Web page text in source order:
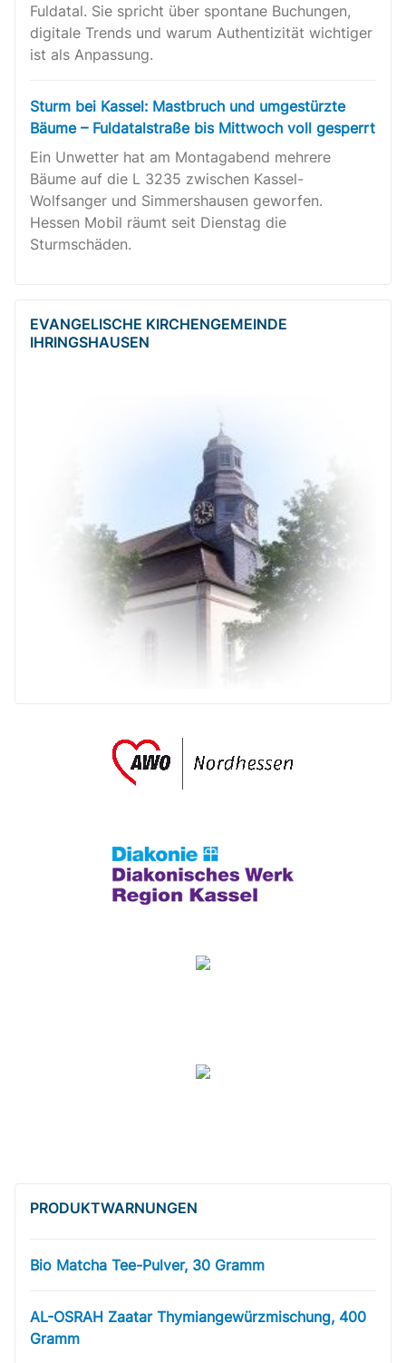
Fuldatal. Sie spricht über spontane Buchungen,
digitale Trends und warum Authentizität wichtiger
ist als Anpassung.
Sturm bei Kassel: Mastbruch und umgestürzte
Bäume – Fuldatalstraße bis Mittwoch voll gesperrt
Ein Unwetter hat am Montagabend mehrere
Bäume auf die L 3235 zwischen Kassel-
Wolfsanger und Simmershausen geworfen.
Hessen Mobil räumt seit Dienstag die
Sturmschäden.
EVANGELISCHE KIRCHENGEMEINDE
IHRINGSHAUSEN
PRODUKT­WARNUNGEN
Bio Matcha Tee-Pulver, 30 Gramm
AL-OSRAH Zaatar Thymiangewürzmischung, 400
Gramm